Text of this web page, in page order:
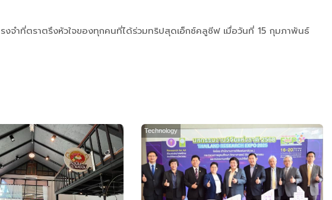
จำที่ตราตรึงหัวใจของทุกคนที่ได้ร่วมทริปสุดเอ็กซ์คลูซีฟ เมื่อวันที่ 15 กุมภาพันธ์
Technology